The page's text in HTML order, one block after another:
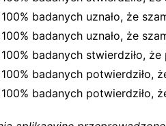
100% badanych uznało, że
100% badanych uznało, że
100% badanych stwierdziło,
100% badanych potwierdziło,
100% badanych potwierdziło,